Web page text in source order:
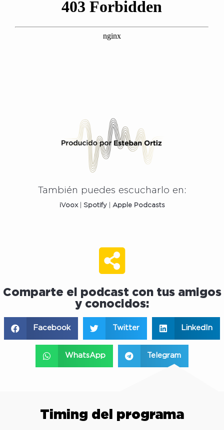
También puedes escucharlo en:
iVoox| Spotify| Apple Podcasts
Comparte el podcast con tus amigos
y conocidos:
Facebook Twitter LinkedIn
WhatsApp Telegram
Timing del programa